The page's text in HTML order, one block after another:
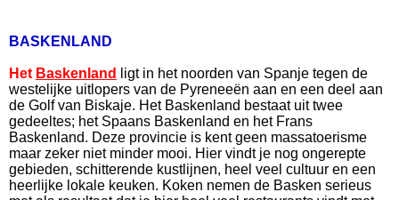
BASKENLAND
Het Baskenland
ligt in het noorden van Spanje tegen de
westelijke uitlopers van de Pyreneeën aan en een deel aan
de Golf van Biskaje. Het Baskenland bestaat uit twee
gedeeltes; het Spaans Baskenland en het Frans
Baskenland. Deze provincie is kent geen massatoerisme
maar zeker niet minder mooi. Hier vindt je nog ongerepte
gebieden, schitterende kustlijnen, heel veel cultuur en een
heerlijke lokale keuken. Koken nemen de Basken serieus